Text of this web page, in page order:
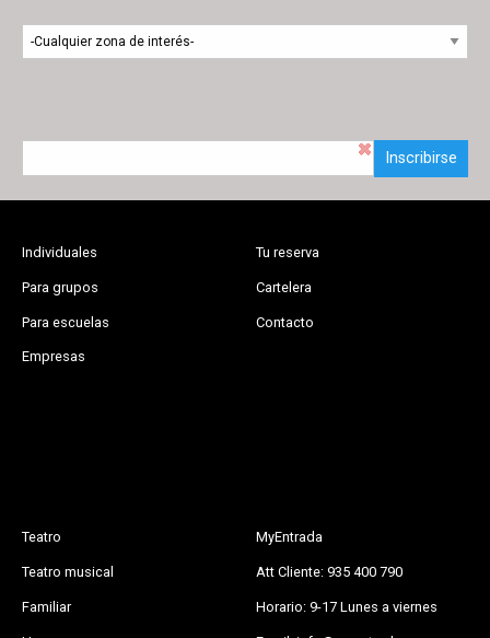
Inscribirse
Individuales
Para grupos
Para escuelas
Empresas
Tu reserva
Cartelera
Contacto
Teatro
Teatro musical
Familiar
MyEntrada
Att Cliente: 935 400 790
Horario: 9-17 Lunes a viernes